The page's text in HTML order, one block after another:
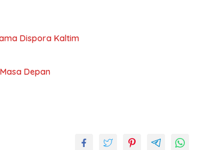
Dispora Kaltim
Depan